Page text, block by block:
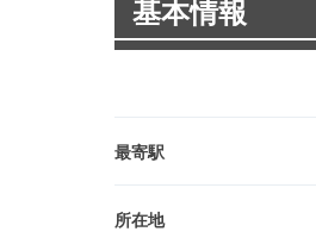
基本情報
最寄駅
所在地